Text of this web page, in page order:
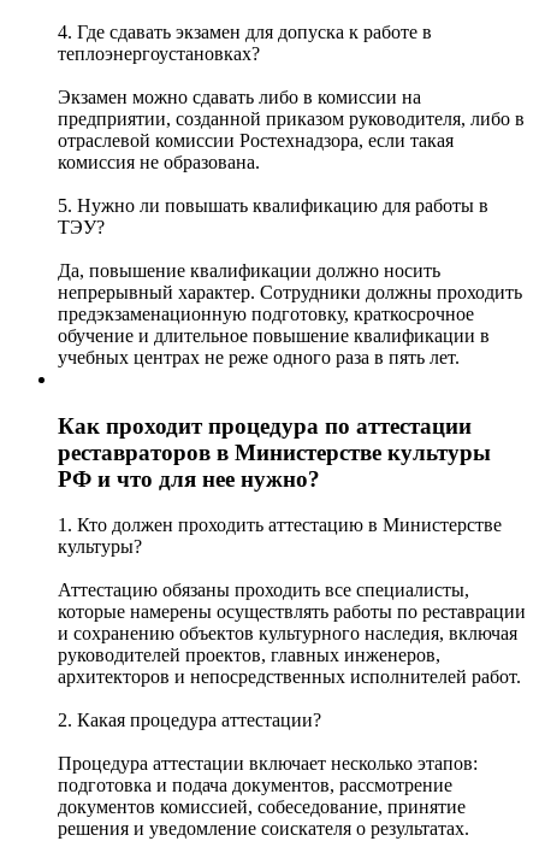
4. Где сдавать экзамен для допуска к работе в
теплоэнергоустановках?
Экзамен можно сдавать либо в комиссии на
предприятии, созданной приказом руководителя, либо в
отраслевой комиссии Ростехнадзора, если такая
комиссия не образована.
5. Нужно ли повышать квалификацию для работы в
ТЭУ?
Да, повышение квалификации должно носить
непрерывный характер. Сотрудники должны проходить
предэкзаменационную подготовку, краткосрочное
обучение и длительное повышение квалификации в
учебных центрах не реже одного раза в пять лет.
Как проходит процедура по аттестации
реставраторов в Министерстве культуры
РФ и что для нее нужно?
1. Кто должен проходить аттестацию в Министерстве
культуры?
Аттестацию обязаны проходить все специалисты,
которые намерены осуществлять работы по реставрации
и сохранению объектов культурного наследия, включая
руководителей проектов, главных инженеров,
архитекторов и непосредственных исполнителей работ.
2. Какая процедура аттестации?
Процедура аттестации включает несколько этапов:
подготовка и подача документов, рассмотрение
документов комиссией, собеседование, принятие
решения и уведомление соискателя о результатах.